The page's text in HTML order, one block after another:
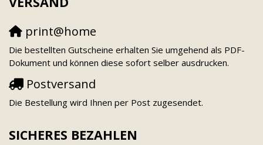
print@home
Die bestellten Gutscheine erhalten Sie umgehend als PDF-
Dokument und können diese sofort selber ausdrucken.
Postversand
Die Bestellung wird Ihnen per Post zugesendet.
SICHERES BEZAHLEN